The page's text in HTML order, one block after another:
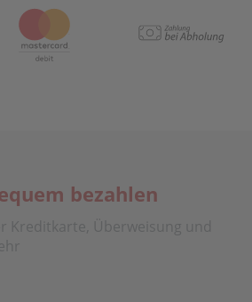
bezahlen
Kreditkarte, Überweisung und